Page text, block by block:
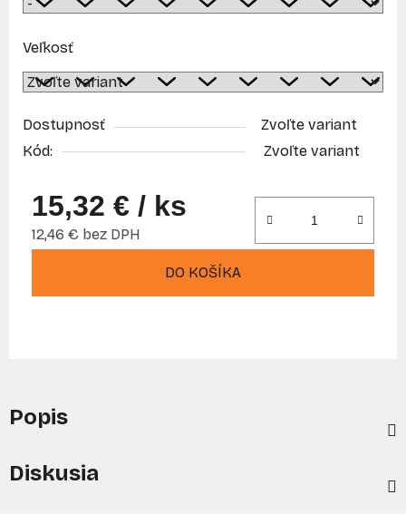
Veľkosť
Dostupnosť
Zvoľte variant
Kód:
Zvoľte variant
15,32 € / ks
12,46 € bez DPH
DO KOŠÍKA
Popis
Diskusia